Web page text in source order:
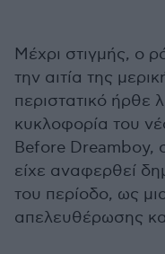
Μέχρι στιγμής, ο
την αιτία της
περιστατικό ήρθε
κυκλοφορία του
Before Dreamboy,
είχε αναφερθεί
του περίοδο, ως
απελευθέρωσης